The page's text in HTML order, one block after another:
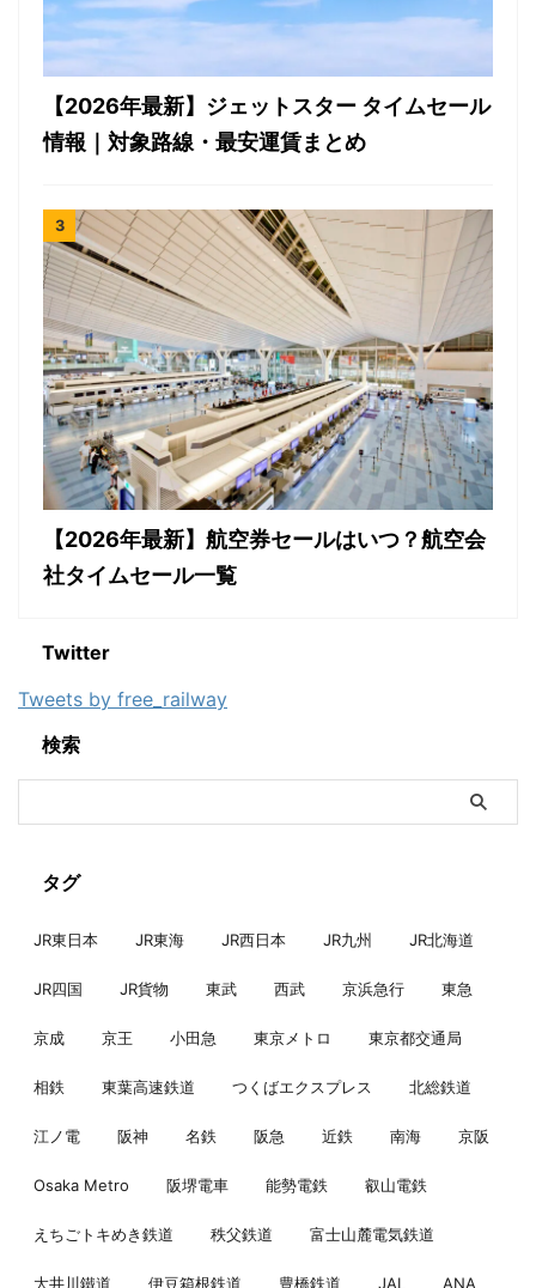
【2026年最新】ジェットスター タイムセール
情報｜対象路線・最安運賃まとめ
【2026年最新】航空券セールはいつ？航空会
社タイムセール一覧
Twitter
Tweets by free_railway
検索
タグ
JR東日本 JR東海 JR西日本 JR九州 JR北海道
JR四国 JR貨物 東武 西武 京浜急行 東急
京成 京王 小田急 東京メトロ 東京都交通局
相鉄 東葉高速鉄道 つくばエクスプレス 北総鉄道
江ノ電 阪神 名鉄 阪急 近鉄 南海 京阪
Osaka Metro 阪堺電車 能勢電鉄 叡山電鉄
えちごトキめき鉄道 秩父鉄道 富士山麓電気鉄道
大井川鐵道 伊豆箱根鉄道 豊橋鉄道 JAL ANA